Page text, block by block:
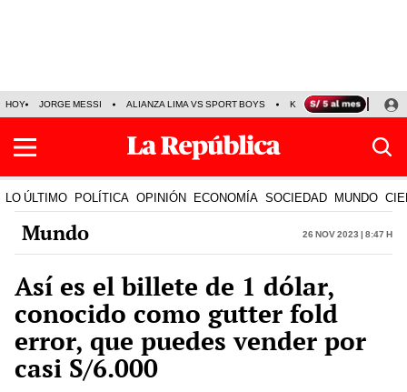
HOY JORGE MESSI ALIANZA LIMA VS SPORT BOYS KENJI FUJIMORI
LO ÚLTIMO POLÍTICA OPINIÓN ECONOMÍA SOCIEDAD MUNDO
Mundo 26 Nov 2023 | 8:47 h
Así es el billete de 1 dólar,
conocido como gutter fold
error, que puedes vender por
casi S/6.000